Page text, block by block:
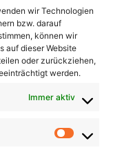
wir Technologien
bzw. darauf
können wir
auf dieser Website
oder zurückziehen,
werden.
Immer aktiv